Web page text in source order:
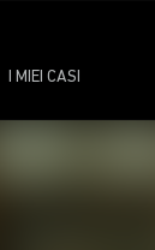
I MIEI CASI